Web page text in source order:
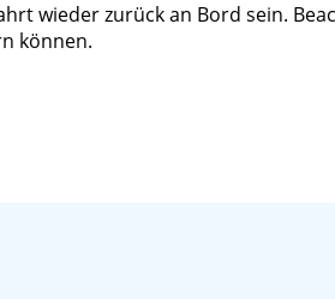
wieder zurück an Bord sein.
können.